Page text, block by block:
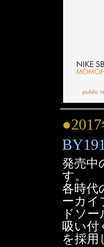
発売中
す。
各時代
ーカイ
ドソ
吸い付
を採用